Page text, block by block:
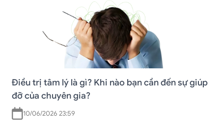
Điều trị tâm lý là gì? Khi nào bạn cần đến sự giúp
đỡ của chuyên gia?
10/06/2026 23:59